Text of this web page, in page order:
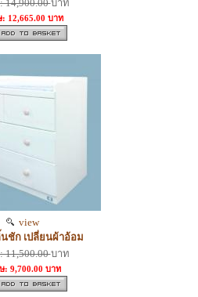
14,900.00บาท
: 12,665.00 บาท
view
ชัก เปลี่ยนผ้าอ้อม
11,500.00บาท
: 9,700.00 บาท